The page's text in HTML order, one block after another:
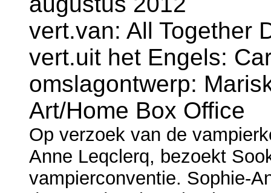
vert.van: All Together
vert.uit het Engels:
omslagontwerp:
Art/Home Box Office
Op verzoek van de
Anne Leqclerq, bezoekt
vampierconventie. Sophie-